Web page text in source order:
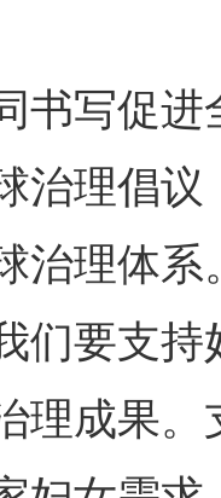
写促进
治理倡
治理体
们要支
理成果